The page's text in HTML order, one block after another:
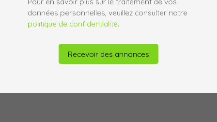
données personnelles, veuillez consulter notre
politique de confidentialité.
Recevoir des annonces